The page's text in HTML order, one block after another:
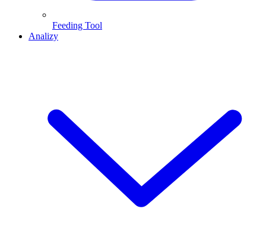
Feeding Tool
Analizy